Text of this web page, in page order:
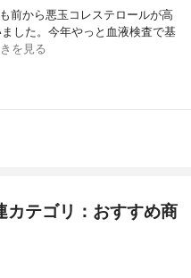
前から悪玉コレステロールが高
した。今年やっと血液検査で基
を見る
カテゴリ：おすすめ商